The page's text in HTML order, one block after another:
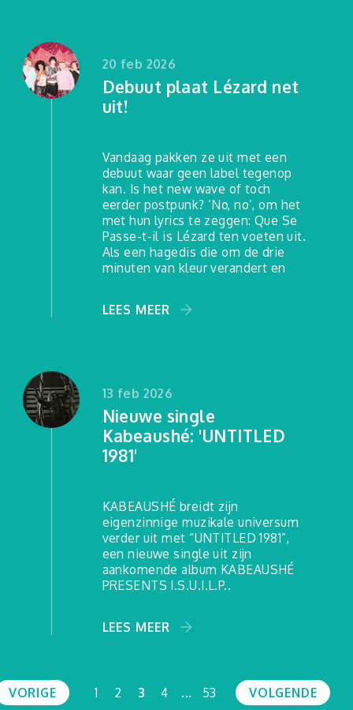
20 feb 2026
Debuut plaat Lézard net
uit!
Vandaag pakken ze uit met een
debuut waar geen label tegenop
kan. Is het new wave of toch
eerder postpunk? ‘No, no’, om het
met hun lyrics te zeggen: Que Se
Passe-t-il is Lézard ten voeten uit.
Als een hagedis die om de drie
minuten van kleur verandert en
LEES MEER
13 feb 2026
Nieuwe single
Kabeaushé: 'UNTITLED
1981'
KABEAUSHÉ breidt zijn
eigenzinnige muzikale universum
verder uit met “UNTITLED 1981”,
een nieuwe single uit zijn
aankomende album KABEAUSHÉ
PRESENTS I.S.U.I.L.P..
LEES MEER
VORIGE 1 2 3 4 ... 53 VOLGENDE